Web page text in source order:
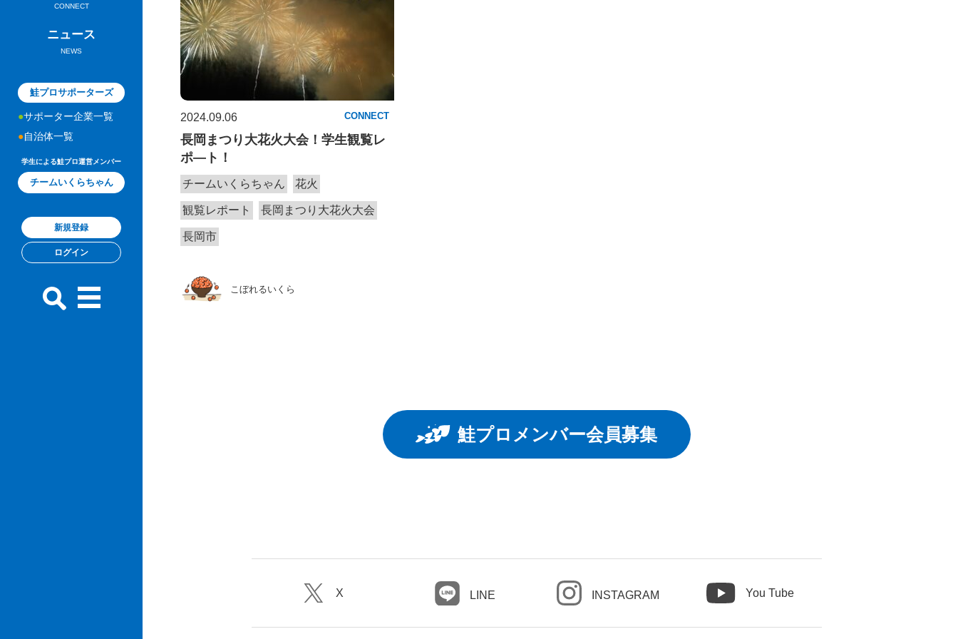
CONNECT
ニュース
NEWS
鮭プロサポーターズ
サポーター企業一覧
自治体一覧
学生による鮭プロ運営メンバー
チームいくらちゃん
新規登録
ログイン
2024.09.06 CONNECT
長岡まつり大花火大会！学生観覧レ
ポ―ト！
チームいくらちゃん 花火
観覧レポート 長岡まつり大花火大会
長岡市
こぼれるいくら
鮭プロメンバー会員募集
X LINE INSTAGRAM You Tube